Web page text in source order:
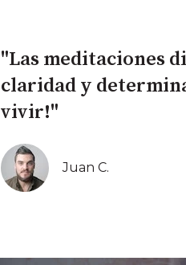
"Las meditaciones
claridad y
vivir!"
Juan C.